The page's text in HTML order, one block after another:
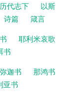
历代志下
以斯
诗篇
箴言
耶利米哀歌
书
弥迦书
那鸿书
亚书